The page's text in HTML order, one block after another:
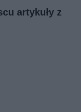
artykuły z